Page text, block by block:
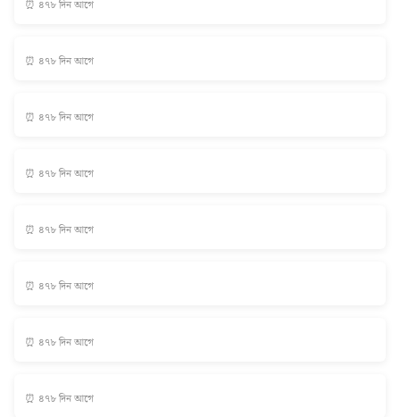
⏰ ৪৭৮ দিন আগে
⏰ ৪৭৮ দিন আগে
⏰ ৪৭৮ দিন আগে
⏰ ৪৭৮ দিন আগে
⏰ ৪৭৮ দিন আগে
⏰ ৪৭৮ দিন আগে
⏰ ৪৭৮ দিন আগে
⏰ ৪৭৮ দিন আগে